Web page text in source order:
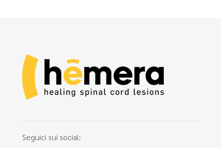
Seguici sui social: